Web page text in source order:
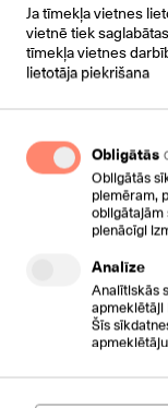
Savā darbā,
nozarē, palīdzu
apkalpošanā,
Kopīgi meklējam
veiktu
viedokli par
JĀNIS
2027. gadam"
Ja tīmekļa vietnes
vietnē tiek
tīmekļa vietnes
lietotāja piekrišana
Obligātās
Obligātās
piemēram,
obligātajām
pienācīgi
Analīze
Analītiskās
apmeklētāji
Šīs